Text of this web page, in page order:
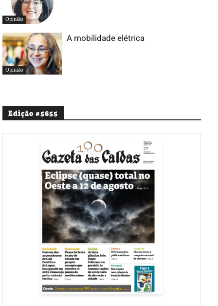
Opinião
Opinião
A mobilidade elétrica
Edição #5655